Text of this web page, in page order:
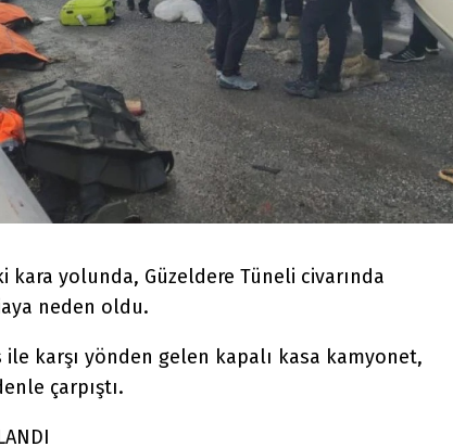
kara yolunda, Güzeldere Tüneli civarında
neden oldu.
karşı yönden gelen kapalı kasa kamyonet,
çarpıştı.